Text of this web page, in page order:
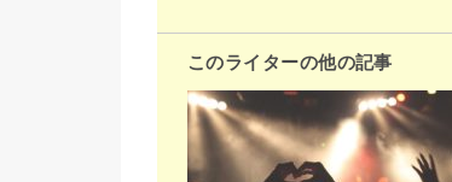
このライターの他の記事